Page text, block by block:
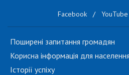
Facebook / YouTube
Поширені запитання громадян
Корисна інформація для населення
Історії успіху